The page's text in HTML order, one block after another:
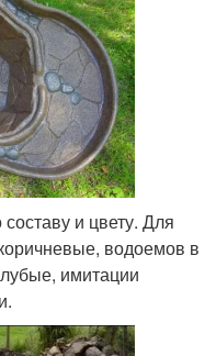
и цвету. Для
водоемов в
имитации